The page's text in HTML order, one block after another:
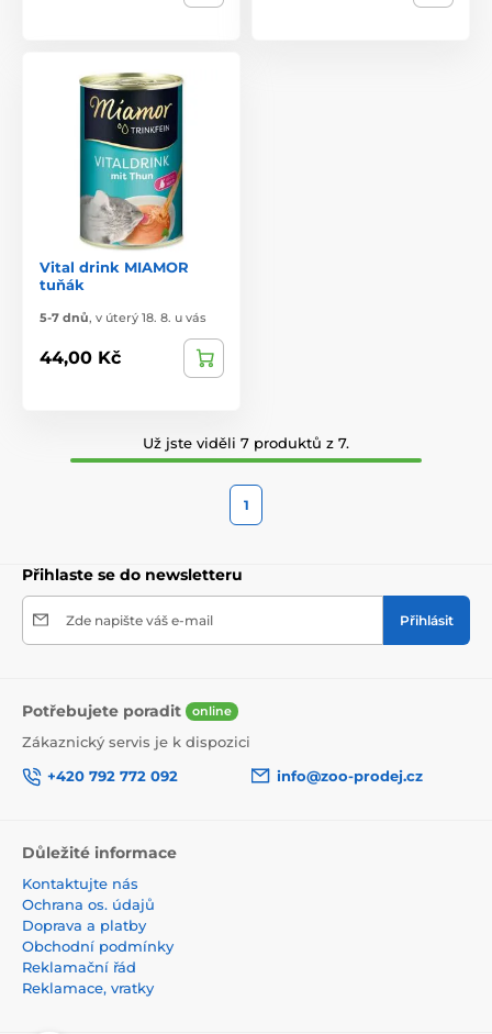
Vital drink MIAMOR
tuňák
5-7 dnů, v úterý 18. 8. u vás
44,00 Kč
Už jste viděli 7 produktů z 7.
1
Přihlaste se do newsletteru
Zde napište váš e-mail Přihlásit
Potřebujete poradit online
Zákaznický servis je k dispozici
+420 792 772 092
info@zoo-prodej.cz
Důležité informace
Kontaktujte nás
Ochrana os. údajů
Doprava a platby
Obchodní podmínky
Reklamační řád
Reklamace, vratky